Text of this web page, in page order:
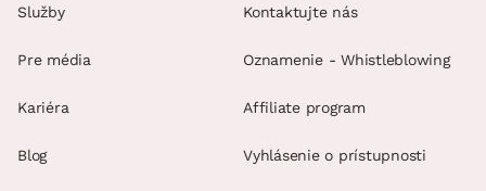
Služby
Pre média
Kariéra
Blog
Kontaktujte nás
Oznamenie - Whistleblowing
Affiliate program
Vyhlásenie o prístupnosti